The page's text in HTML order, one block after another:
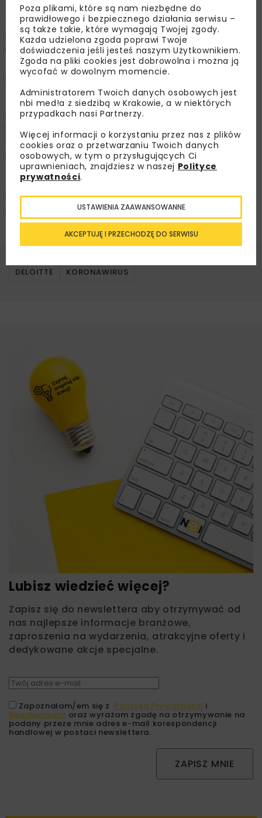
od różnych dostawców. Taka platforma mogłaby
skuteczniej kojarzyć właścicieli, wykonawców
i podwykonawców, a sprawny i wzajemnie powiązany
łańcuch dostaw mógłby reagować w sposób elastyczny
– mówi Maciej Krasoń. Ekspert dodaje, że pracownicy
powinni być na bieżąco szkoleni w zakresie korzystania
z najnowszego sprzętu i narzędzi cyfrowych.
Pozytywnie na obniżenie kosztów i przyspieszenie
i bezpieczeństwa, może także wpłynąć zastosowanie
nowoczesnych materiałów budowlanych
oraz innowacyjnych rozwiązań konstrukcyjnych tj. druk
3D. Do opracowywania nowych materiałów
budowlanych zachęca również rosnąca presja zielonego
DELOITTE KORONAWIRUS
Lubisz wiedzieć więcej?
Zapisz się do newslettera aby otrzymywać od
nas najlepsze informacje branżowe,
zaproszenia na wydarzenia, atrakcyjne oferty i
dedykowane akcje specjalne.
Zapoznałam/em się z Polityką Prywatności i
Regulaminem oraz wyrażam zgodę na otrzymywanie na
podany przeze mnie adres e-mail korespondencji
handlowej w postaci newslettera.
ZAPISZ MNIE
Poza plikami, które są nam niezbędne do
prawidłowego i bezpiecznego działania serwisu –
są także takie, które wymagają Twojej zgody.
Każda udzielona zgoda poprawi Twoje
doświadczenia jeśli jesteś naszym Użytkownikiem.
Zgoda na pliki cookies jest dobrowolna i można ją
wycofać w dowolnym momencie.
Administratorem Twoich danych osobowych jest
nbi med!a z siedzibą w Krakowie, a w niektórych
przypadkach nasi Partnerzy.
Więcej informacji o korzystaniu przez nas z plików
cookies oraz o przetwarzaniu Twoich danych
osobowych, w tym o przysługujących Ci
uprawnieniach, znajdziesz w naszej Polityce
prywatności.
AKCEPTUJĘ I PRZECHODZĘ DO SERWISU
USTAWIENIA ZAAWANSOWANNE